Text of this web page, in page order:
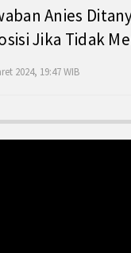
Anies
Jika Tidak
2024, 19:47 WIB